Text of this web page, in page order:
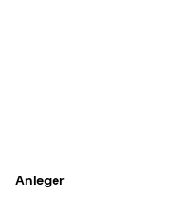
Anleger